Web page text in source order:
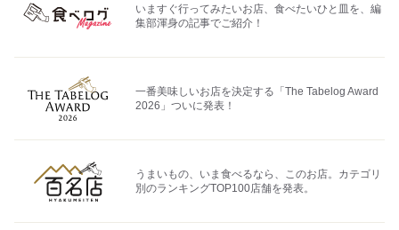
いますぐ行ってみたいお店、食べたいひと皿を、編
集部渾身の記事でご紹介！
一番美味しいお店を決定する「The Tabelog Award
2026」ついに発表！
うまいもの、いま食べるなら、このお店。カテゴリ
別のランキングTOP100店舗を発表。